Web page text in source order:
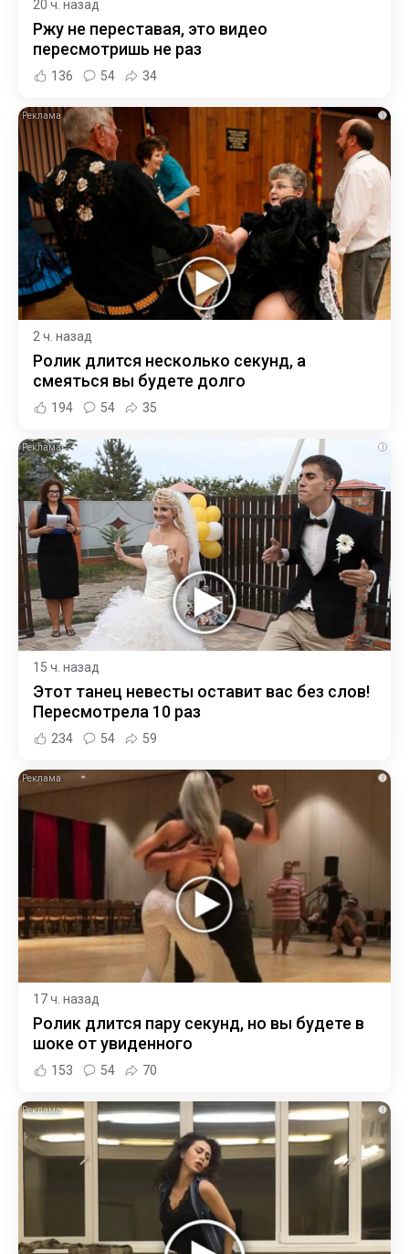
20 ч. назад
Ржу не переставая, это видео
пересмотришь не раз
136 54 34
i
2 ч. назад
Ролик длится несколько секунд, а
смеяться вы будете долго
194 54 35
i
15 ч. назад
Этот танец невесты оставит вас без слов!
Пересмотрела 10 раз
234 54 59
i
17 ч. назад
Ролик длится пару секунд, но вы будете в
шоке от увиденного
153 54 70
i